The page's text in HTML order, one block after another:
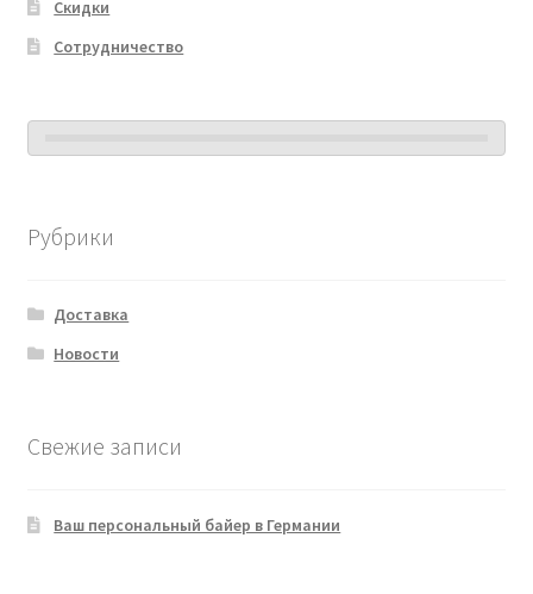
Скидки
Сотрудничество
Рубрики
Доставка
Новости
Свежие записи
Ваш персональный байер в Германии